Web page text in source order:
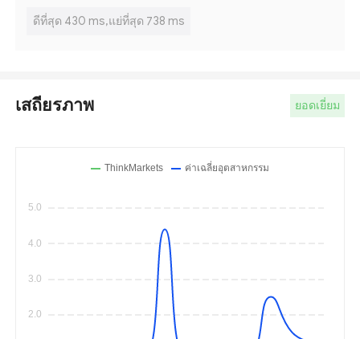
ดีที่สุด 430 ms,แย่ที่สุด 738 ms
เสถียรภาพ ยอดเยี่ยม